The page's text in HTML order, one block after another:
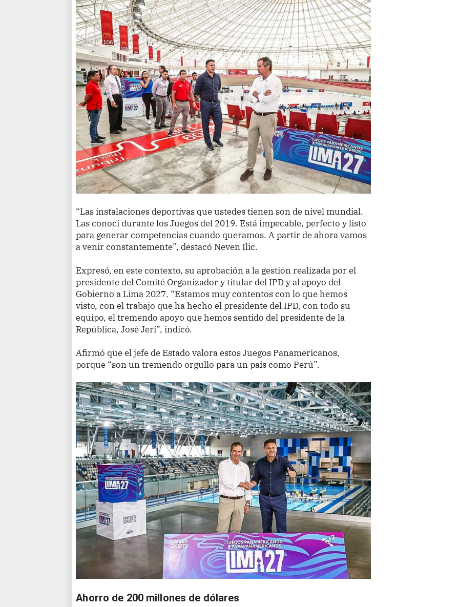
“Las instalaciones deportivas que ustedes tienen son de nivel mundial.
Las conocí durante los Juegos del 2019. Está impecable, perfecto y listo
para generar competencias cuando queramos. A partir de ahora vamos
a venir constantemente”, destacó Neven Ilic.
Expresó, en este contexto, su aprobación a la gestión realizada por el
presidente del Comité Organizador y titular del IPD y al apoyo del
Gobierno a Lima 2027. “Estamos muy contentos con lo que hemos
visto, con el trabajo que ha hecho el presidente del IPD, con todo su
equipo, el tremendo apoyo que hemos sentido del presidente de la
República, José Jerí”, indicó.
Afirmó que el jefe de Estado valora estos Juegos Panamericanos,
porque “son un tremendo orgullo para un país como Perú”.
Ahorro de 200 millones de dólares